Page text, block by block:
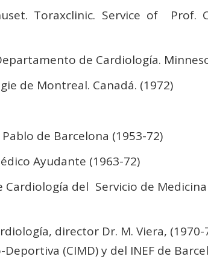
Toraxclinic. Service of Prof.
de Cardiología.
de Montreal. Canadá. (1972)
de Barcelona (1953-72)
Ayudante (1963-72)
del Servicio de
director Dr. M. Viera, (1970-
(CIMD) y del INEF de